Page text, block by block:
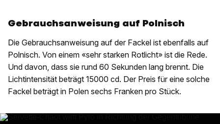
Gebrauchsanweisung auf Polnisch
Die Gebrauchsanweisung auf der Fackel ist ebenfalls auf
Polnisch. Von einem «sehr starken Rotlicht» ist die Rede.
Und davon, dass sie rund 60 Sekunden lang brennt. Die
Lichtintensität beträgt 15000 cd. Der Preis für eine solche
Fackel beträgt in Polen sechs Franken pro Stück.